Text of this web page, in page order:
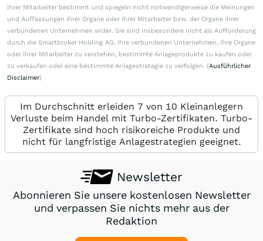
ihrer Mitarbeiter bestimmt und spiegeln nicht notwendigerweise die Meinungen
und Auffassungen ihrer Organe oder ihrer Mitarbeiter bzw. der Organe ihrer
verbundenen Unternehmen wider. Sie sind insbesondere nicht als Aufforderung
durch die Smartbroker Holding AG, ihre verbundenen Unternehmen, ihre Organe
oder ihrer Mitarbeiter zu verstehen, bestimmte Anlageprodukte zu kaufen oder
zu verkaufen oder eine bestimmte Anlagestrategie zu verfolgen. (Ausführlicher
Disclaimer)
Im Durchschnitt erleiden 7 von 10 Kleinanlegern
Verluste beim Handel mit Turbo-Zertifikaten. Turbo-
Zertifikate sind hoch risikoreiche Produkte und
nicht für langfristige Anlagestrategien geeignet.
Newsletter
Abonnieren Sie unsere kostenlosen Newsletter
und verpassen Sie nichts mehr aus der
Redaktion